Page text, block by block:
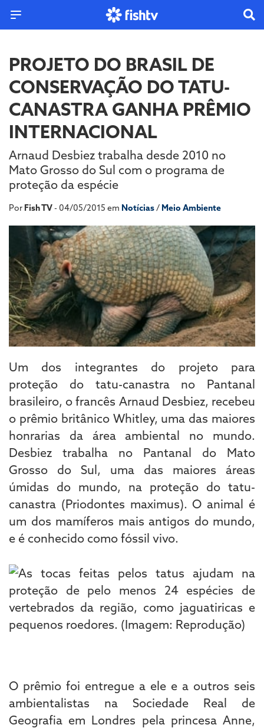
PROJETO DO BRASIL DE
CONSERVAÇÃO DO TATU-
CANASTRA GANHA PRÊMIO
INTERNACIONAL
Arnaud Desbiez trabalha desde 2010 no
Mato Grosso do Sul com o programa de
proteção da espécie
Por Fish TV- 04/05/2015 em Notícias/ Meio Ambiente
Um dos integrantes do projeto para
proteção do tatu-canastra no Pantanal
brasileiro, o francês Arnaud Desbiez, recebeu
o prêmio britânico Whitley, uma das maiores
honrarias da área ambiental no mundo.
Desbiez trabalha no Pantanal do Mato
Grosso do Sul, uma das maiores áreas
úmidas do mundo, na proteção do tatu-
canastra (Priodontes maximus). O animal é
um dos mamíferos mais antigos do mundo,
e é conhecido como fóssil vivo.
O prêmio foi entregue a ele e a outros seis
ambientalistas na Sociedade Real de
Geografia em Londres pela princesa Anne,